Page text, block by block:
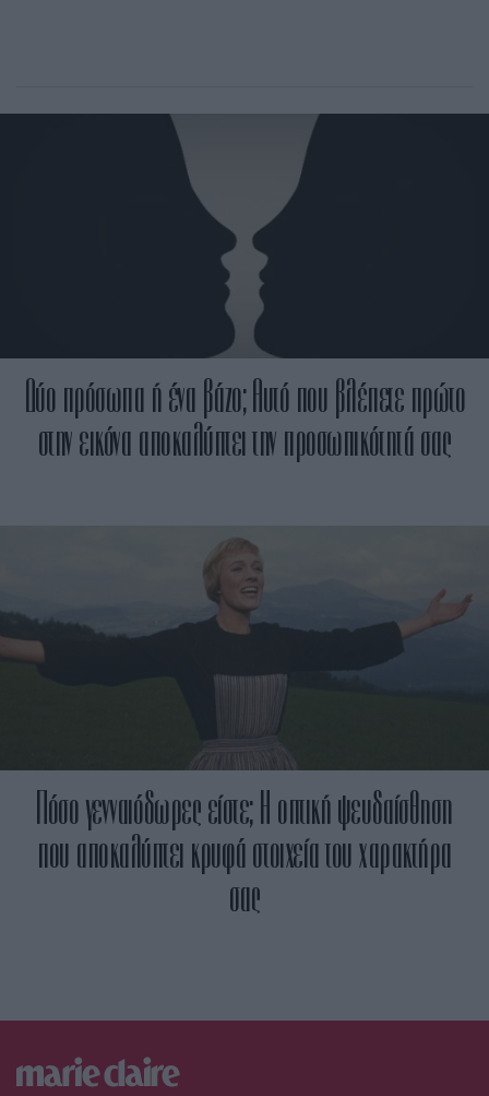
Δύο πρόσωπα ή ένα βάζο; Αυτό που βλέπετε πρώτο
στην εικόνα αποκαλύπτει την προσωπικότητά σας
Πόσο γενναιόδωρες είστε; Η οπτική ψευδαίσθηση
που αποκαλύπτει κρυφά στοιχεία του χαρακτήρα
σας